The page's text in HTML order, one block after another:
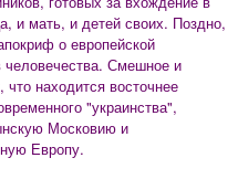
и мать, и детей своих. Поздно,
о европейской
человечества. Смешное и
находится восточнее
"украинства",
Московию и
Европу.